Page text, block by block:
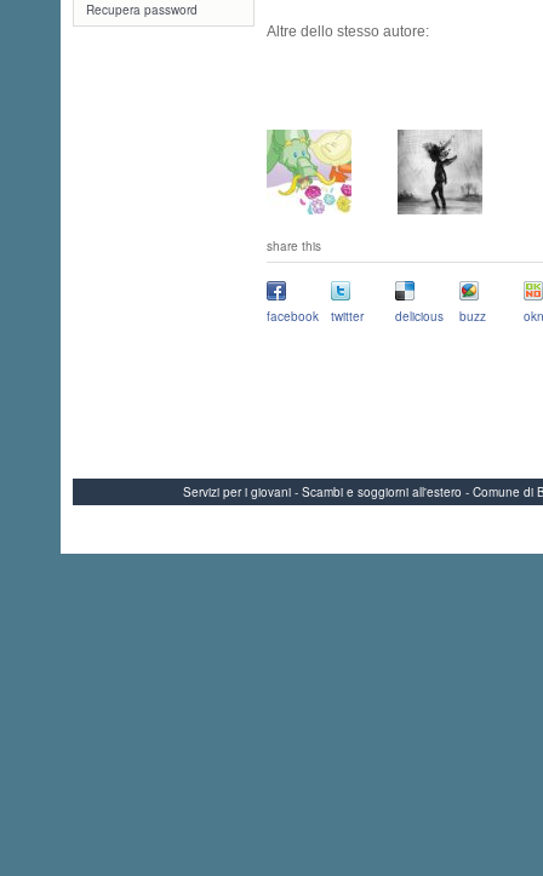
Recupera password
Altre dello stesso autore:
share this
facebook twitter delicious buzz
Servizi per i giovani - Scambi e soggiorni all'estero - Comune